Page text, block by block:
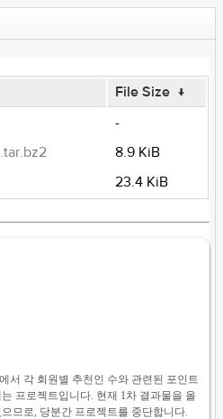
File Size ↓
-
8.9 KiB
23.4 KiB
서 각 회원별 추천인 수와 관련된 포인트
프로젝트입니다. 현재 1차 결과물을 올
므로, 당분간 프로젝트를 중단합니다.